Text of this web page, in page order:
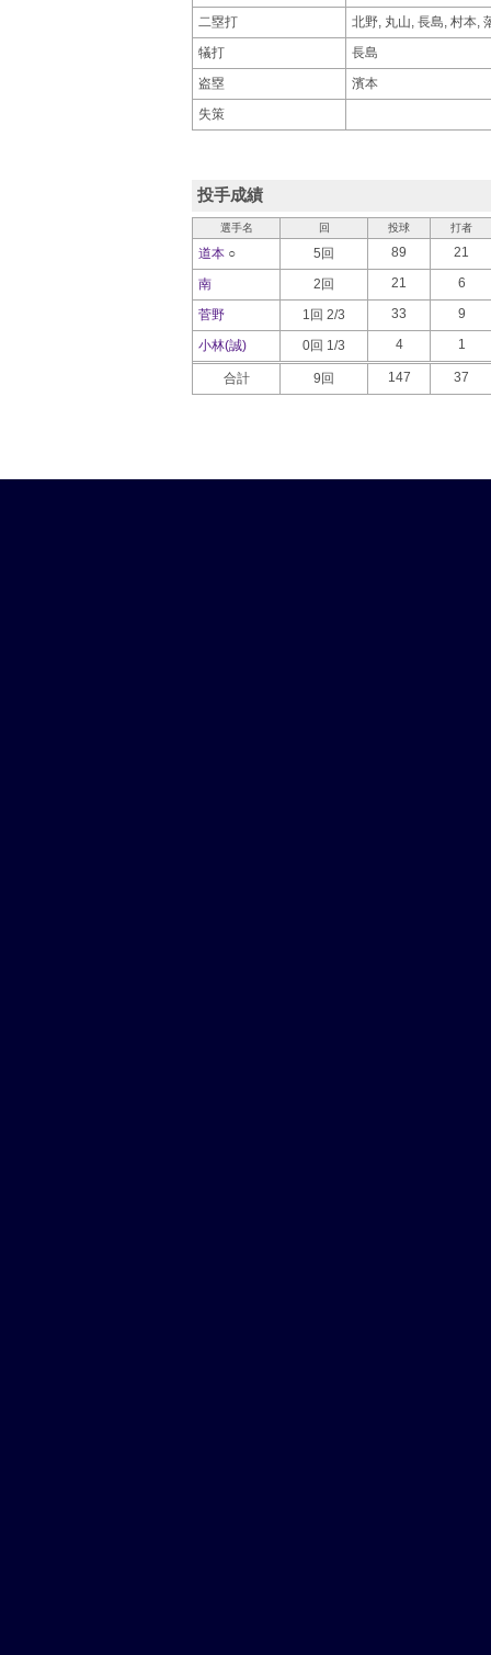
二塁打
北野, 丸山, 長島, 村本,
犠打
長島
盗塁
濱本
失策
投手成績
選手名 回 投球 打者
道本 ○ 5回 89 21
南 2回 21 6
菅野 1回 2/3 33 9
小林(誠) 0回 1/3 4 1
合計 9回 147 37